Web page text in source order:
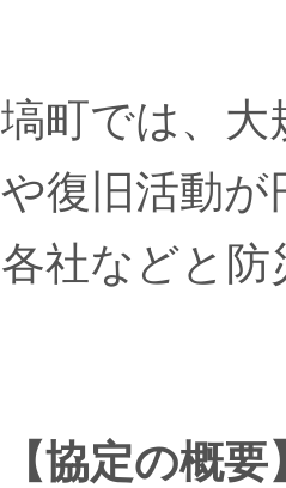
塙町では、大
や復旧活動が
各社などと
【協定の概要